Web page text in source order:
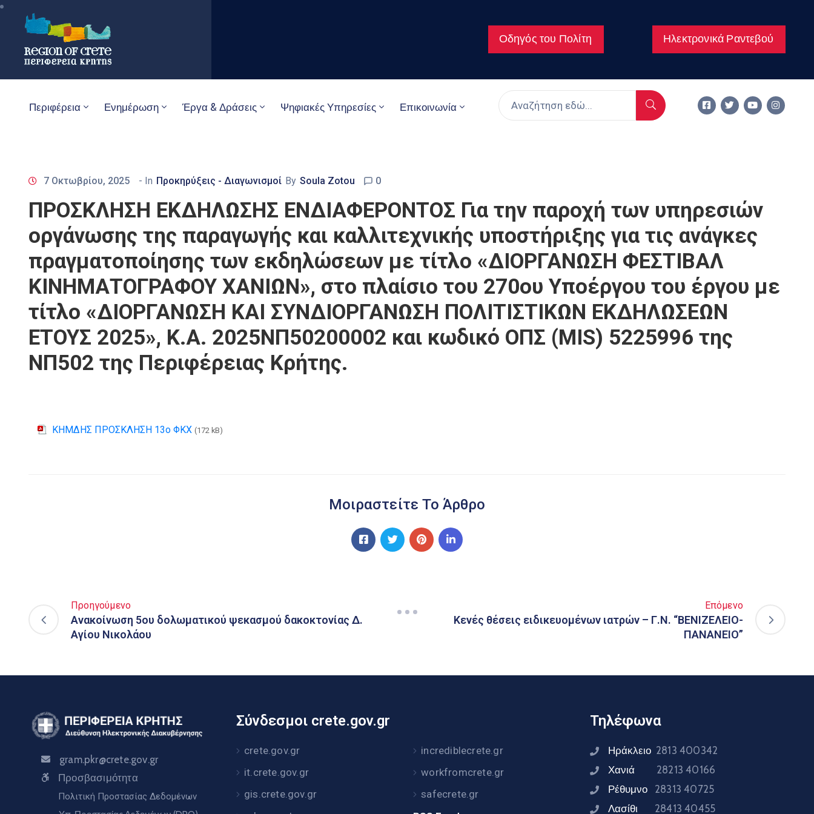
Οδηγός του Πολίτη Ηλεκτρονικά Ραντεβού
Περιφέρεια Ενημέρωση Έργα & Δράσεις Ψηφιακές Υπηρεσίες Επικοινωνία
7 Οκτωβρίου, 2025 - In Προκηρύξεις - Διαγωνισμοί By Soula Zotou 0
ΠΡΟΣΚΛΗΣΗ ΕΚΔΗΛΩΣΗΣ ΕΝΔΙΑΦΕΡΟΝΤΟΣ Για την παροχή των υπηρεσιών
οργάνωσης της παραγωγής και καλλιτεχνικής υποστήριξης για τις ανάγκες
πραγματοποίησης των εκδηλώσεων με τίτλο «ΔΙΟΡΓΑΝΩΣΗ ΦΕΣΤΙΒΑΛ
ΚΙΝΗΜΑΤΟΓΡΑΦΟΥ ΧΑΝΙΩΝ», στο πλαίσιο του 270ου Υποέργου του έργου με
τίτλο «ΔΙΟΡΓΑΝΩΣΗ ΚΑΙ ΣΥΝΔΙΟΡΓΑΝΩΣΗ ΠΟΛΙΤΙΣΤΙΚΩΝ ΕΚΔΗΛΩΣΕΩΝ
ΕΤΟΥΣ 2025», Κ.Α. 2025ΝΠ50200002 και κωδικό ΟΠΣ (MIS) 5225996 της
ΝΠ502 της Περιφέρειας Κρήτης.
ΚΗΜΔΗΣ ΠΡΟΣΚΛΗΣΗ 13ο ΦΚΧ (172 kB)
Μοιραστείτε Το Άρθρο
Προηγούμενο
Ανακοίνωση 5ου δολωματικού ψεκασμού δακοκτονίας Δ.
Αγίου Νικολάου
Επόμενο
Κενές θέσεις ειδικευομένων ιατρών – Γ.Ν. “ΒΕΝΙΖΕΛΕΙΟ-
ΠΑΝΑΝΕΙΟ”
gram.pkr@crete.gov.gr
Προσβασιμότητα
Πολιτική Προστασίας Δεδομένων
Σύνδεσμοι crete.gov.gr
crete.gov.gr
it.crete.gov.gr
gis.crete.gov.gr
incrediblecrete.gr
workfromcrete.gr
safecrete.gr
Τηλέφωνα
Ηράκλειο 2813 400342
Χανιά 28213 40166
Ρέθυμνο 28313 40725
Λασίθι 28413 40455